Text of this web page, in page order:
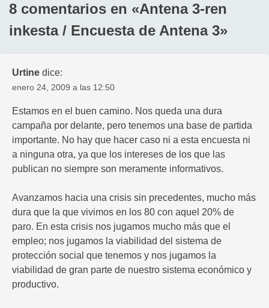
8 comentarios en «Antena 3-ren
inkesta / Encuesta de Antena 3»
Urtine dice:
enero 24, 2009 a las 12:50
Estamos en el buen camino. Nos queda una dura
campaña por delante, pero tenemos una base de partida
importante. No hay que hacer caso ni a esta encuesta ni
a ninguna otra, ya que los intereses de los que las
publican no siempre son meramente informativos.
Avanzamos hacia una crisis sin precedentes, mucho más
dura que la que vivimos en los 80 con aquel 20% de
paro. En esta crisis nos jugamos mucho más que el
empleo; nos jugamos la viabilidad del sistema de
protección social que tenemos y nos jugamos la
viabilidad de gran parte de nuestro sistema económico y
productivo.